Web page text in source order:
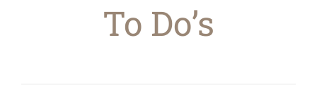
To Do’s